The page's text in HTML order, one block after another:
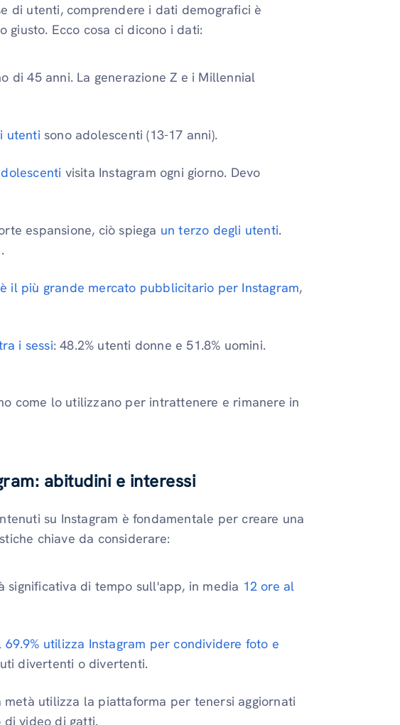
di utenti, comprendere i dati demografici è
Ecco cosa ci dicono i dati:
di 45 anni. La generazione Z e i Millennial
utenti sono adolescenti (13-17 anni).
visita Instagram ogni giorno. Devo
espansione, ciò spiega un terzo degli utenti.
è il più grande mercato pubblicitario per Instagram,
i sessi: 48.2% utenti donne e 51.8% uomini.
come lo utilizzano per intrattenere e rimanere in
abitudini e interessi
su Instagram è fondamentale per creare una
chiave da considerare:
significativa di tempo sull'app, in media 12 ore al
69.9% utilizza Instagram per condividere foto e
divertenti o divertenti.
metà utilizza la piattaforma per tenersi aggiornati
video di gatti.